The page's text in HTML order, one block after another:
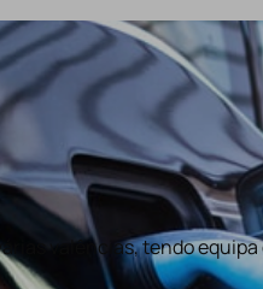
valências, tendo